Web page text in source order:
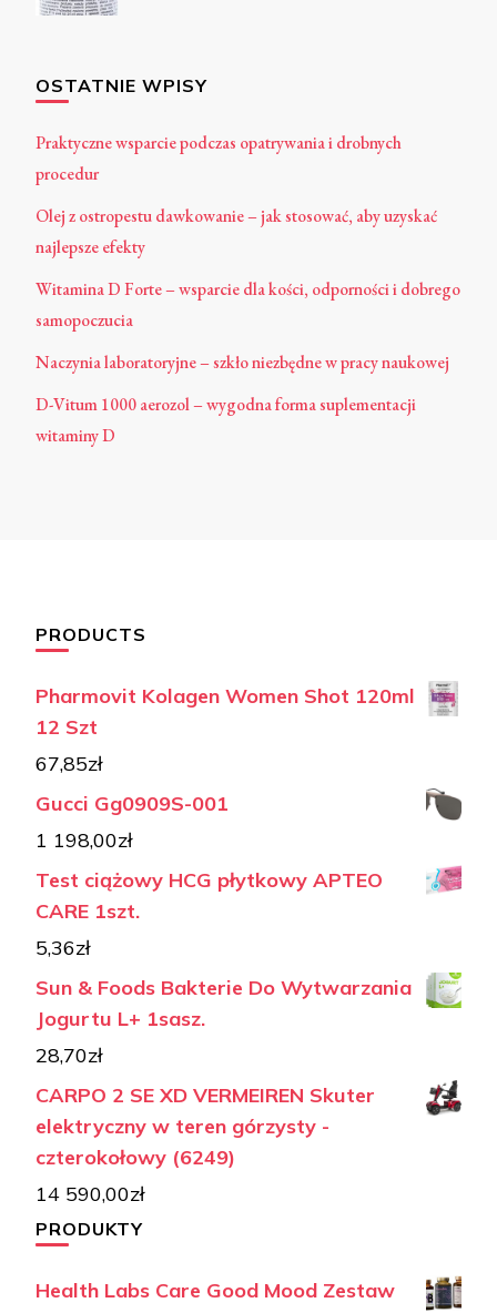
OSTATNIE WPISY
Praktyczne wsparcie podczas opatrywania i drobnych
procedur
Olej z ostropestu dawkowanie – jak stosować, aby uzyskać
najlepsze efekty
Witamina D Forte – wsparcie dla kości, odporności i dobrego
samopoczucia
Naczynia laboratoryjne – szkło niezbędne w pracy naukowej
D-Vitum 1000 aerozol – wygodna forma suplementacji
witaminy D
PRODUCTS
Pharmovit Kolagen Women Shot 120ml
12 Szt
67,85zł
Gucci Gg0909S-001
1 198,00zł
Test ciążowy HCG płytkowy APTEO
CARE 1szt.
5,36zł
Sun & Foods Bakterie Do Wytwarzania
Jogurtu L+ 1sasz.
28,70zł
CARPO 2 SE XD VERMEIREN Skuter
elektryczny w teren górzysty -
czterokołowy (6249)
14 590,00zł
PRODUKTY
Health Labs Care Good Mood Zestaw